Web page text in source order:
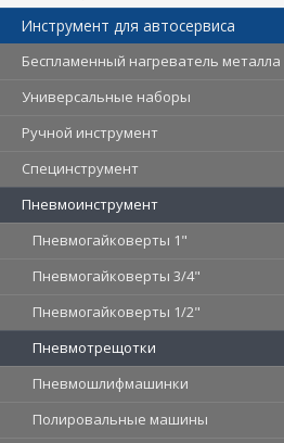
Инструмент для автосервиса
Беспламенный нагреватель металла
Универсальные наборы
Ручной инструмент
Специнструмент
Пневмоинструмент
Пневмогайковерты 1"
Пневмогайковерты 3/4"
Пневмогайковерты 1/2"
Пневмотрещотки
Пневмошлифмашинки
Полировальные машины